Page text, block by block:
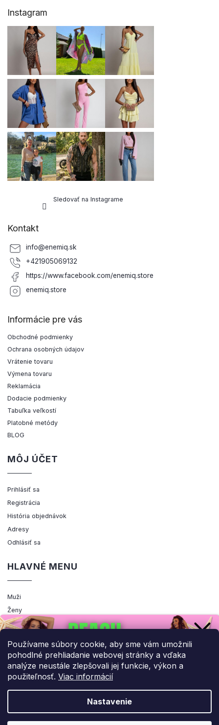
Používame súbory cookie, aby sme vám umožnili
pohodlné prehliadanie webovej stránky a vďaka
analýze neustále zlepšovali jej funkcie, výkon a
použiteľnosť. Viac informácií
Nastavenie
Instagram
Sledovať na Instagrame
Kontakt
info@enemiq.sk
+421905069132
https://www.facebook.com/enemiq.store
enemiq.store
Informácie pre vás
Obchodné podmienky
Ochrana osobných údajov
Vrátenie tovaru
Výmena tovaru
Reklamácia
Dodacie podmienky
Tabuľka veľkostí
Platobné metódy
BLOG
MÔJ ÚČET
Prihlásiť sa
Registrácia
História objednávok
Adresy
Odhlásiť sa
HLAVNÉ MENU
Muži
Ženy
Výpredaj